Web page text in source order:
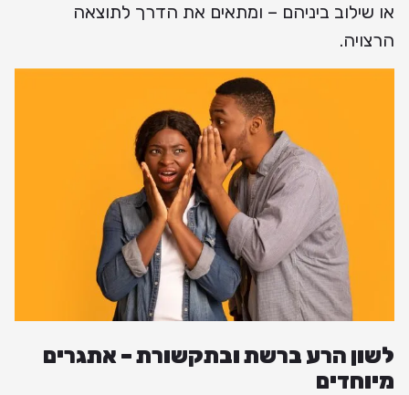
או שילוב ביניהם – ומתאים את הדרך לתוצאה
הרצויה.
לשון הרע ברשת ובתקשורת – אתגרים
מיוחדים